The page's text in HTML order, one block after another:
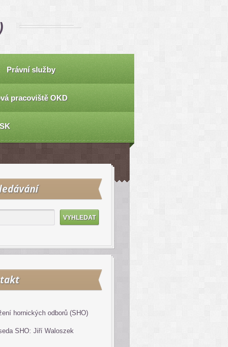
Právní služby
pracoviště OKD
hornických odborů (SHO)
SHO: Jiří Waloszek